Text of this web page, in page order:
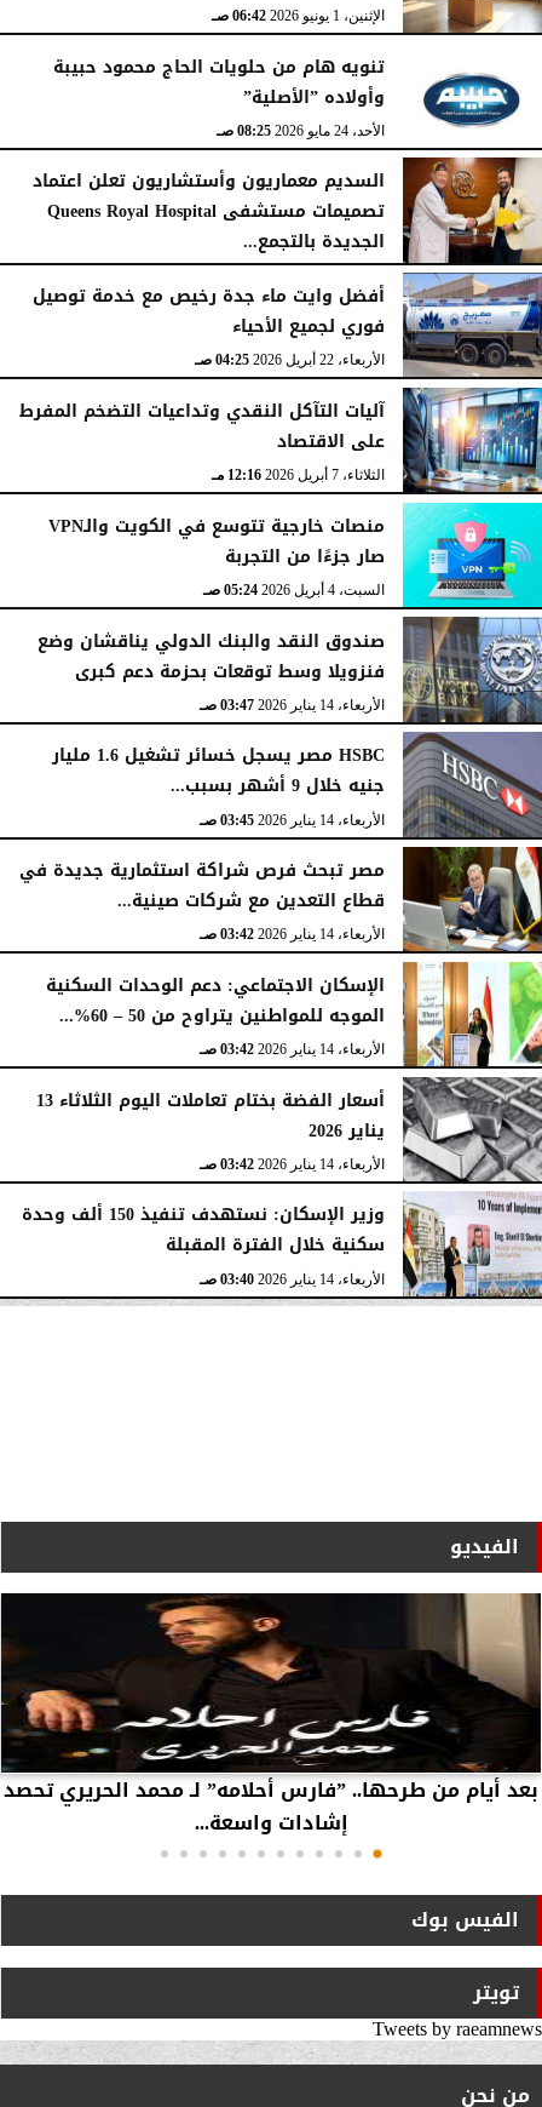
الإثنين، 1 يونيو 2026 06:42 صـ
تنويه هام من حلويات الحاج محمود حبيبة
وأولاده ”الأصلية”
الأحد، 24 مايو 2026 08:25 صـ
السديم معماريون وأستشاريون تعلن اعتماد
تصميمات مستشفى Queens Royal Hospital
الجديدة بالتجمع...
الأحد، 10 مايو 2026 08:40 صـ
أفضل وايت ماء جدة رخيص مع خدمة توصيل
فوري لجميع الأحياء
الأربعاء، 22 أبريل 2026 04:25 صـ
آليات التآكل النقدي وتداعيات التضخم المفرط
على الاقتصاد
الثلاثاء، 7 أبريل 2026 12:16 مـ
منصات خارجية تتوسع في الكويت والـVPN
صار جزءًا من التجربة
السبت، 4 أبريل 2026 05:24 صـ
صندوق النقد والبنك الدولي يناقشان وضع
فنزويلا وسط توقعات بحزمة دعم كبرى
الأربعاء، 14 يناير 2026 03:47 صـ
HSBC مصر يسجل خسائر تشغيل 1.6 مليار
جنيه خلال 9 أشهر بسبب...
الأربعاء، 14 يناير 2026 03:45 صـ
مصر تبحث فرص شراكة استثمارية جديدة في
قطاع التعدين مع شركات صينية...
الأربعاء، 14 يناير 2026 03:42 صـ
الإسكان الاجتماعي: دعم الوحدات السكنية
الموجه للمواطنين يتراوح من 50 – 60%...
الأربعاء، 14 يناير 2026 03:42 صـ
أسعار الفضة بختام تعاملات اليوم الثلاثاء 13
يناير 2026
الأربعاء، 14 يناير 2026 03:42 صـ
وزير الإسكان: نستهدف تنفيذ 150 ألف وحدة
سكنية خلال الفترة المقبلة
الأربعاء، 14 يناير 2026 03:40 صـ
الفيديو
بعد أيام من طرحها.. ”فارس أحلامه” لـ محمد الحريري تحصد
إشادات واسعة...
الفيس بوك
تويتر
Tweets by raeamnews
من نحن